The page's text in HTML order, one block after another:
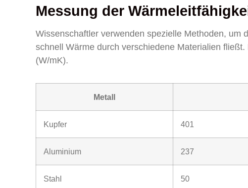
Messung der
Wissenschaftler verwenden spezielle Methoden, um
schnell Wärme durch verschiedene Materialien
(W/mK).
Metall
Kupfer 401
Aluminium 237
Stahl 50